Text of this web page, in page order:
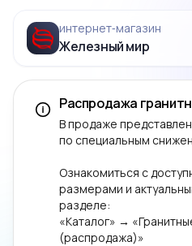
интернет‑магазин
Железный мир
Распродажа
В продаже
по специальным
Ознакомиться с
размерами и
разделе:
«Каталог» →
(распродажа)»